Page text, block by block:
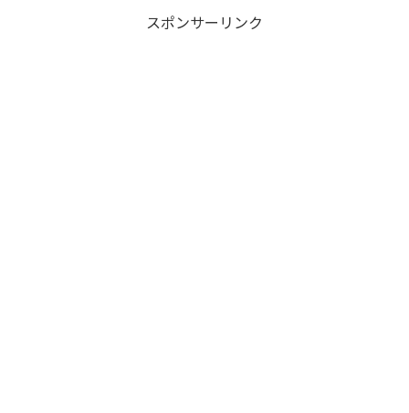
スポンサーリンク